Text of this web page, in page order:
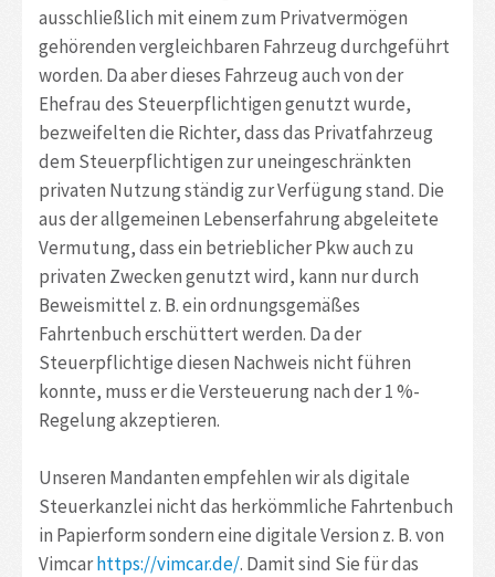
ausschließlich mit einem zum Privatvermögen
gehörenden vergleichbaren Fahrzeug durchgeführt
worden. Da aber dieses Fahrzeug auch von der
Ehefrau des Steuerpflichtigen genutzt wurde,
bezweifelten die Richter, dass das Privatfahrzeug
dem Steuerpflichtigen zur uneingeschränkten
privaten Nutzung ständig zur Verfügung stand. Die
aus der allgemeinen Lebenserfahrung abgeleitete
Vermutung, dass ein betrieblicher Pkw auch zu
privaten Zwecken genutzt wird, kann nur durch
Beweismittel z. B. ein ordnungsgemäßes
Fahrtenbuch erschüttert werden. Da der
Steuerpflichtige diesen Nachweis nicht führen
konnte, muss er die Versteuerung nach der 1 %-
Regelung akzeptieren.
Unseren Mandanten empfehlen wir als digitale
Steuerkanzlei nicht das herkömmliche Fahrtenbuch
in Papierform sondern eine digitale Version z. B. von
Vimcarhttps://vimcar.de/. Damit sind Sie für das